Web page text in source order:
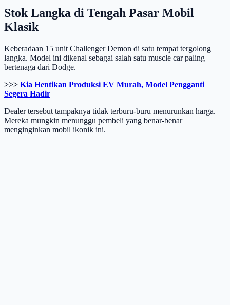
Stok Langka di Tengah Pasar Mobil
Klasik
Keberadaan 15 unit Challenger Demon di satu tempat tergolong
langka. Model ini dikenal sebagai salah satu muscle car paling
bertenaga dari Dodge.
>>> Kia Hentikan Produksi EV Murah, Model Pengganti
Segera Hadir
Dealer tersebut tampaknya tidak terburu-buru menurunkan harga.
Mereka mungkin menunggu pembeli yang benar-benar
menginginkan mobil ikonik ini.